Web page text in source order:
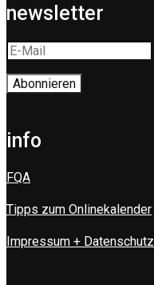
newsletter
info
FQA
Tipps zum Onlinekalender
Impressum + Datenschutz